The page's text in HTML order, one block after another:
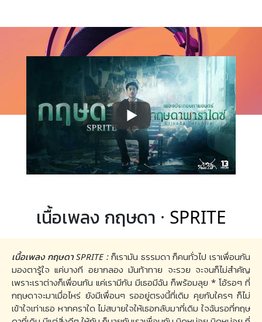
เนื้อเพลง กฤษดา · SPRITE
เนื้อเพลง กฤษดา SPRITE :ก็เรามัน ธรรมดา ก็คนทั่วไป เราเพื่อนกัน
มองตารู้ใจ แค่บางที อยากลอง มันท้าทาย จะรวย จะจนก็ไม่สำคัญ
เพราะเราต่างก็เพื่อนกัน แค่เรามีกัน มีเธอมีฉัน ก็พร้อมลุย * โอ้รอๆ ที่
กฤษดาจะมาเมื่อไหร่ ยังมีเพื่อนๆ รออยู่ตรงนี้ที่เดิม คุยกับใครๆ ก็ไม่
เข้าใจเท่าเธอ หากคราใด ไม่สบายใจให้เธอกลับมาที่เดิม ใจฉันรอที่กฤษ